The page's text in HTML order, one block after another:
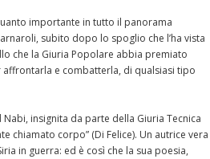
importante in tutto il panorama
subito dopo lo spoglio che l’ha vista
che la Giuria Popolare abbia premiato
e combatterla, di qualsiasi tipo
insignita da parte della Giuria Tecnica
chiamato corpo” (Di Felice). Un autrice vera
in guerra: ed è così che la sua poesia,